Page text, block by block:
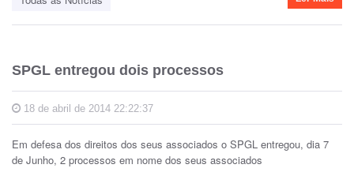
SPGL entregou dois processos
18 de abril de 2014 22:22:37
Em defesa dos direitos dos seus associados o SPGL entregou, dia 7
de Junho, 2 processos em nome dos seus associados